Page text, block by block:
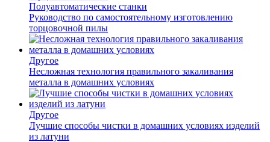
Полуавтоматические станки
Руководство по самостоятельному изготовлению
торцовочной пилы
Другое
Несложная технология правильного закаливания
металла в домашних условиях
Другое
Лучшие способы чистки в домашних условиях изделий
из латуни